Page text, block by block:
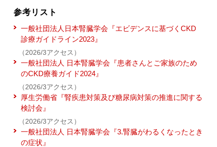
参考リスト
一般社団法人日本腎臓学会『エビデンスに基づくCKD
診療ガイドライン2023』
（2026/3アクセス）
一般社団法人 日本腎臓学会『患者さんとご家族のため
のCKD療養ガイド2024』
（2026/3アクセス）
厚生労働省『腎疾患対策及び糖尿病対策の推進に関する
検討会』
（2026/3アクセス）
一般社団法人 日本腎臓学会『3.腎臓がわるくなったとき
の症状』